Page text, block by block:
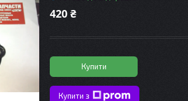
420 ₴
Купити
Купити з